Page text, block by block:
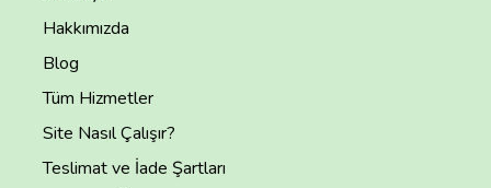
Hakkımızda
Blog
Tüm Hizmetler
Site Nasıl Çalışır?
Teslimat ve İade Şartları